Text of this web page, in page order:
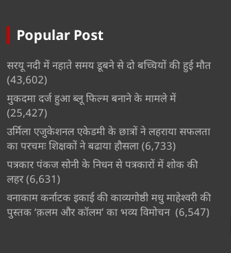
Popular Post
सरयू नदी में नहाते समय डूबने से दो बच्चियों की हुई मौत
(43,602)
मुकदमा दर्ज हुआ ब्लू फिल्म बनाने के मामले में
(25,427)
उर्मिला एजुकेशनल एकेडमी के छात्रों ने लहराया सफलता
का परचमः शिक्षकों ने बढाया हौसला (6,733)
पत्रकार पंकज सोनी के निधन से पत्रकारों में शोक की
लहर (6,631)
वनाकाम कर्नाटक इकाई की काव्यगोष्ठी मधु माहेश्वरी की
पुस्तक ‘क़लम और कॉलम’ का भव्य विमोचन (6,547)